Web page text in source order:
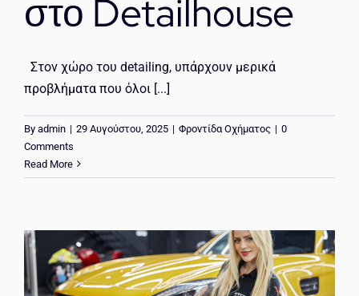
στο Detailhouse
Στον χώρο του detailing, υπάρχουν μερικά
προβλήματα που όλοι [...]
By admin | 29 Αυγούστου, 2025 | Φροντίδα Οχήματος | 0
Comments
Read More